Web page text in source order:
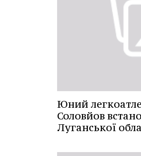
Юний
Соловйов
Луганської